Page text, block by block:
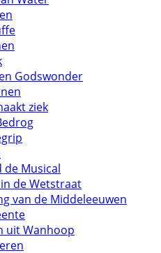
Godswonder
ziek
de Musical
de Wetstraat
van de Middeleeuwen
uit Wanhoop